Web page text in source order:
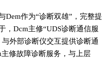
Dem作为“诊断双雄”，完整提
，Dcm主修“UDS诊断通信服
外部诊断仪交互提供诊断通
修故障诊断服务，与上层